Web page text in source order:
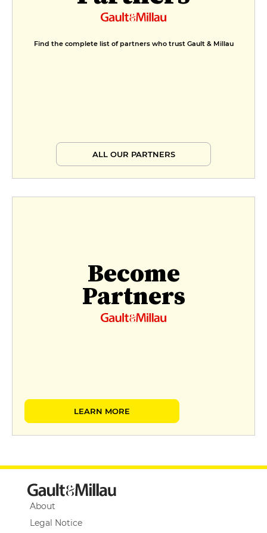
Find the complete list of partners who trust Gault & Millau
ALL OUR PARTNERS
Become
Partners
LEARN MORE
About
Legal Notice